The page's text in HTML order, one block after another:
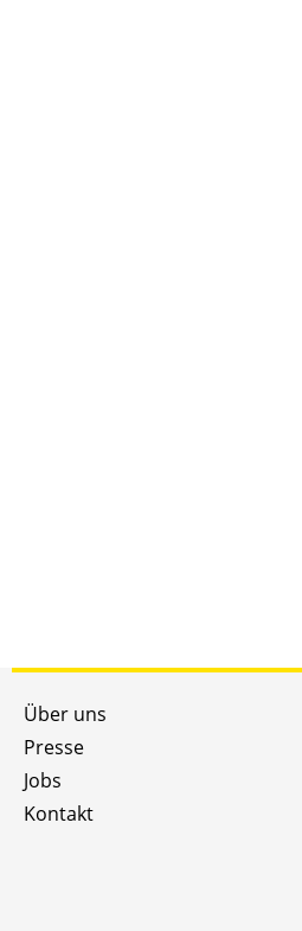
Über uns
Presse
Jobs
Kontakt